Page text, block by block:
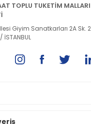
TOPLU TUKETİM
Giyim Sanatkarları 2A Sk. 2A
İSTANBUL